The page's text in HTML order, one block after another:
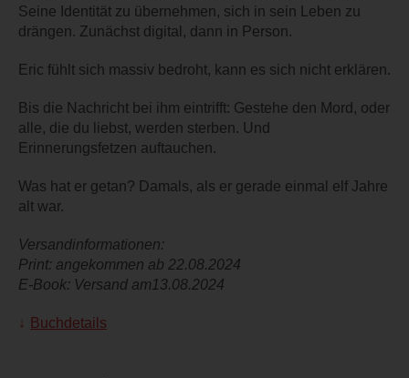
Seine Identität zu übernehmen, sich in sein Leben zu
drängen. Zunächst digital, dann in Person.
Eric fühlt sich massiv bedroht, kann es sich nicht erklären.
Bis die Nachricht bei ihm eintrifft: Gestehe den Mord, oder
alle, die du liebst, werden sterben. Und
Erinnerungsfetzen auftauchen.
Was hat er getan? Damals, als er gerade einmal elf Jahre
alt war.
Versandinformationen:
Print: angekommen ab 22.08.2024
E-Book: Versand am13.08.2024
Buchdetails